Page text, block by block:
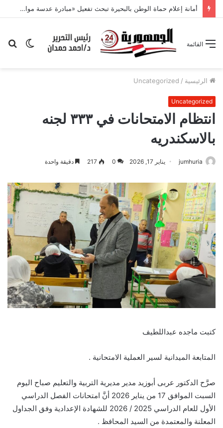
أمانة إعلام حماة الوطن بالبحيرة تبحث تفعيل «مبادرة عدسة مواطن» وتكثيف التواصل مع القرى
الوضع
القائمة
الرئيسية /
Uncategorized
Uncategorized
انتظام الامتحانات في ٣٣٣ لجنه
بالاسكندريه
jumhuria يناير 17, 2026 0
217 دقيقة واحدة
كتبت ماجده عبداللطيف
المتابعة الميدانية لسير العملية الامتحانية .
صرَّح الدكتور عربى أبوزيد مدير مديرية التربية والتعليم صباح اليوم
السبت الموافق 17 من يناير 2026 أنَّ امتحانات الفصل الدراسي
الأول للعام الدراسي 2025 / 2026 للشهادة الإعدادية وفق الجداول
المعلنة والمعتمدة من السيد المحافظ .